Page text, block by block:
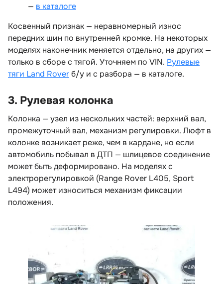
— каталоге
Косвенный признак — неравномерный износ
передних шин по внутренней кромке. На некоторых
моделях наконечник меняется отдельно, на других —
только в сборе с тягой. Уточняем по VIN. Рулевые
тяги Land Rover/у и с разбора — в каталоге.
3. Рулевая колонка
Колонка — узел из нескольких частей: верхний вал,
промежуточный вал, механизм регулировки. Люфт
колонке возникает реже, чем в кардане, но если
автомобиль побывал в ДТП — шлицевое соединение
может быть деформировано. На моделях с
электрорегулировкой (Range Rover L405, Sport
L494) может износиться механизм фиксации
положения.